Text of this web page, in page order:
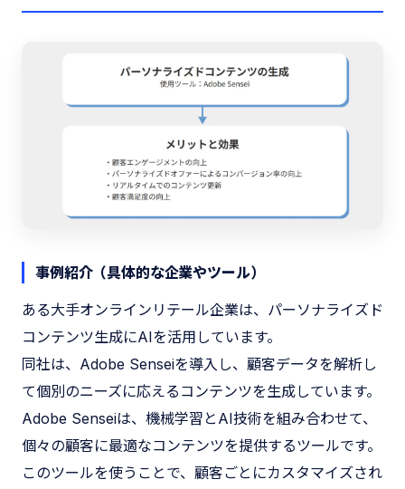
事例紹介（具体的な企業やツール）
ある大手オンラインリテール企業は、パーソナライズド
コンテンツ生成にAIを活用しています。
同社は、Adobe Senseiを導入し、顧客データを解析し
て個別のニーズに応えるコンテンツを生成しています。
Adobe Senseiは、機械学習とAI技術を組み合わせて、
個々の顧客に最適なコンテンツを提供するツールです。
このツールを使うことで、顧客ごとにカスタマイズされ